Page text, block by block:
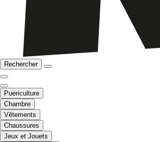
Rechercher
Puericulture
Chambre
Vêtements
Chaussures
Jeux et Jouets